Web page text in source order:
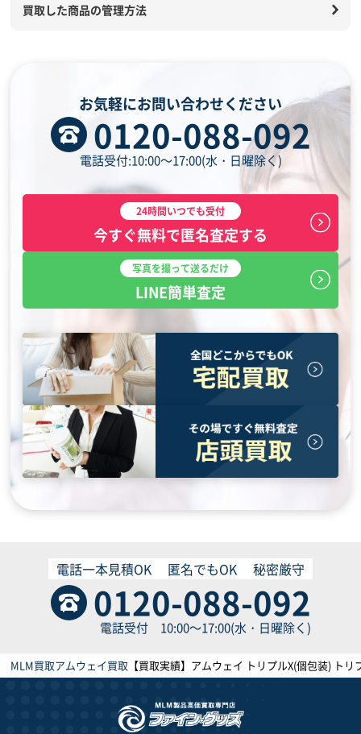
買取した商品の管理方法
お気軽にお問い合わせください
0120-088-092
電話受付:10:00～17:00(水・日曜除く)
24時間いつでも受付
今すぐ無料で匿名査定する
写真を撮って送るだけ
LINE簡単査定
0120-088-092
電話受付 10:00～17:00(水・日曜除く)
電話一本見積OK 匿名でもOK 秘密厳守
MLM買取アムウェイ買取 【買取実績】アムウェイ トリプルX(個包装) ト